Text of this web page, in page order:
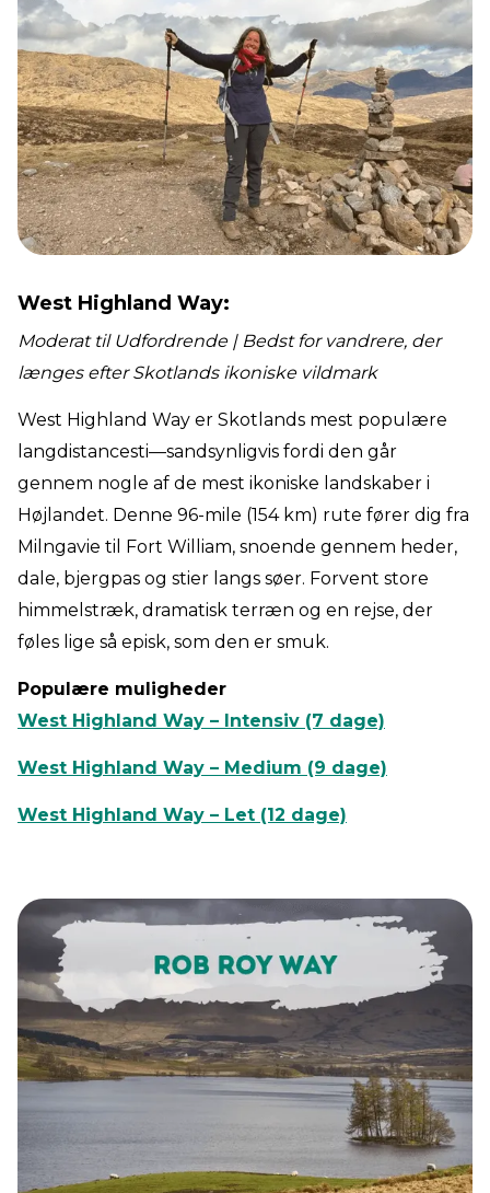
West Highland Way:
Moderat til Udfordrende | Bedst for vandrere, der
længes efter Skotlands ikoniske vildmark
West Highland Way er Skotlands mest populære
langdistancesti—sandsynligvis fordi den går
gennem nogle af de mest ikoniske landskaber i
Højlandet. Denne 96-mile (154 km) rute fører dig fra
Milngavie til Fort William, snoende gennem heder,
dale, bjergpas og stier langs søer. Forvent store
himmelstræk, dramatisk terræn og en rejse, der
føles lige så episk, som den er smuk.
Populære muligheder
West Highland Way – Intensiv (7 dage)
West Highland Way – Medium (9 dage)
West Highland Way – Let (12 dage)